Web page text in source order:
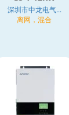
深圳市中龙电气...
离网，混合